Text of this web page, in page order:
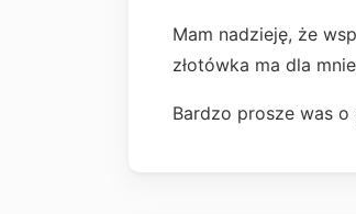
Mam nadzieję, że
złotówka ma dla
Bardzo prosze was